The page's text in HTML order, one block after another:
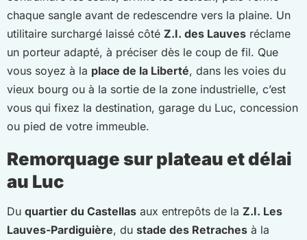
chaque sangle avant de redescendre vers la plaine. Un
utilitaire surchargé laissé côté Z.I. des Lauves réclame
un porteur adapté, à préciser dès le coup de fil. Que
vous soyez à la place de la Liberté, dans les voies du
vieux bourg ou à la sortie de la zone industrielle, c’est
vous qui fixez la destination, garage du Luc, concession
ou pied de votre immeuble.
Remorquage sur plateau et délai
au Luc
Du quartier du Castellas aux entrepôts de la Z.I. Les
Lauves-Pardiguière, du stade des Retraches à la